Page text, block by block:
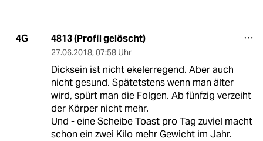
4G 4813 (Profil gelöscht)
27.06.2018, 07:58 Uhr
Dicksein ist nicht ekelerregend. Aber auch
nicht gesund. Spätetstens wenn man älter
wird, spürt man die Folgen. Ab fünfzig verzeiht
der Körper nicht mehr.
Und - eine Scheibe Toast pro Tag zuviel macht
schon ein zwei Kilo mehr Gewicht im Jahr.